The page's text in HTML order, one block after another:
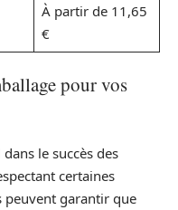
À partir de 11,65
€
pour vos
le succès des
certaines
peuvent garantir que